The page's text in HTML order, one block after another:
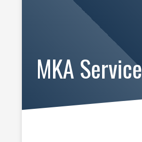
MKA